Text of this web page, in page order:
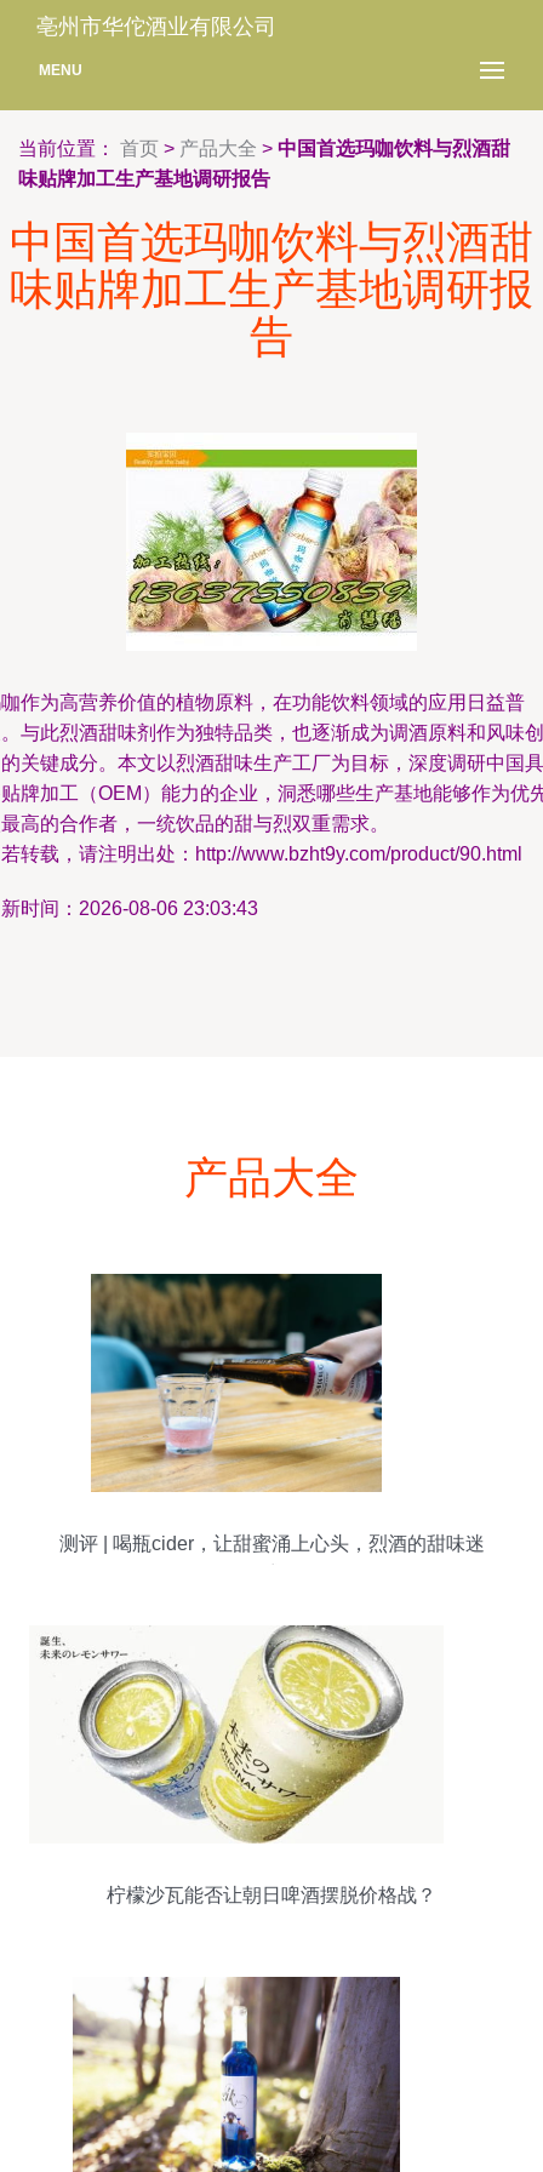
亳州市华佗酒业有限公司
MENU
当前位置： 首页 > 产品大全 > 中国首选玛咖饮料与烈酒甜
味贴牌加工生产基地调研报告
中国首选玛咖饮料与烈酒甜
味贴牌加工生产基地调研报
告
作为高营养价值的植物原料，在功能饮料领域的应用日益普
与此烈酒甜味剂作为独特品类，也逐渐成为调酒原料和风味创
关键成分。本文以烈酒甜味生产工厂为目标，深度调研中国具
牌加工（OEM）能力的企业，洞悉哪些生产基地能够作为优
高的合作者，一统饮品的甜与烈双重需求。
转载，请注明出处：http://www.bzht9y.com/product/90.html
时间：2026-08-06 23:03:43
产品大全
测评 | 喝瓶cider，让甜蜜涌上心头，烈酒的甜味迷
柠檬沙瓦能否让朝日啤酒摆脱价格战？